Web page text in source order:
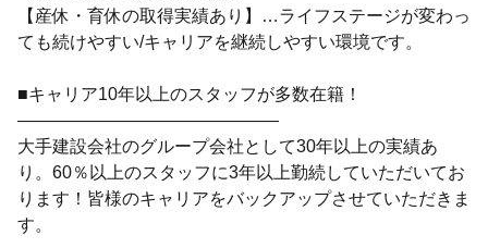
【産休・育休の取得実績あり】…ライフステージが変わっ
ても続けやすい/キャリアを継続しやすい環境です。
■キャリア10年以上のスタッフが多数在籍！
―――――――――――――――
大手建設会社のグループ会社として30年以上の実績あ
り。60％以上のスタッフに3年以上勤続していただいてお
ります！皆様のキャリアをバックアップさせていただきま
す。